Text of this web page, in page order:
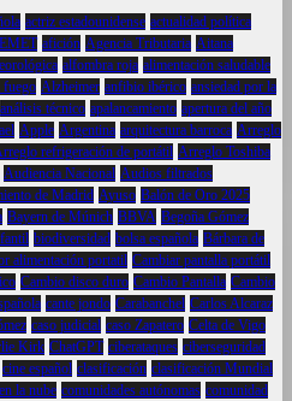
actriz estadounidense actualidad política
afición Agencia Tributaria Aitana
alfombra roja alimentación saludable
fuego Alzheimer anfibio ibérico ansiedad por la
análisis técnico apalancamiento apertura del año
Apple Argentina arquitectura barroca Arreglo
refrigeración de portátil Arreglo Toshiba
Audiencia Nacional Audios filtrados
de Madrid Ayuso Balón de Oro 2025
Bayern de Múnich BBVA Begoña Gómez
biodiversidad bolsa española Bárbara de
alimentación portatil Cambiar pantalla portátil
Cambio disco duro Cambio Pantalla Cambio
cante jondo Carabanchel Carlos Alcaraz
caso judicial caso Zapatero Celta de Vigo
Kirk ChatGPT ciberataques ciberseguridad
cine español clasificación clasificación Mundial
la nube comunidades autónomas comunidad